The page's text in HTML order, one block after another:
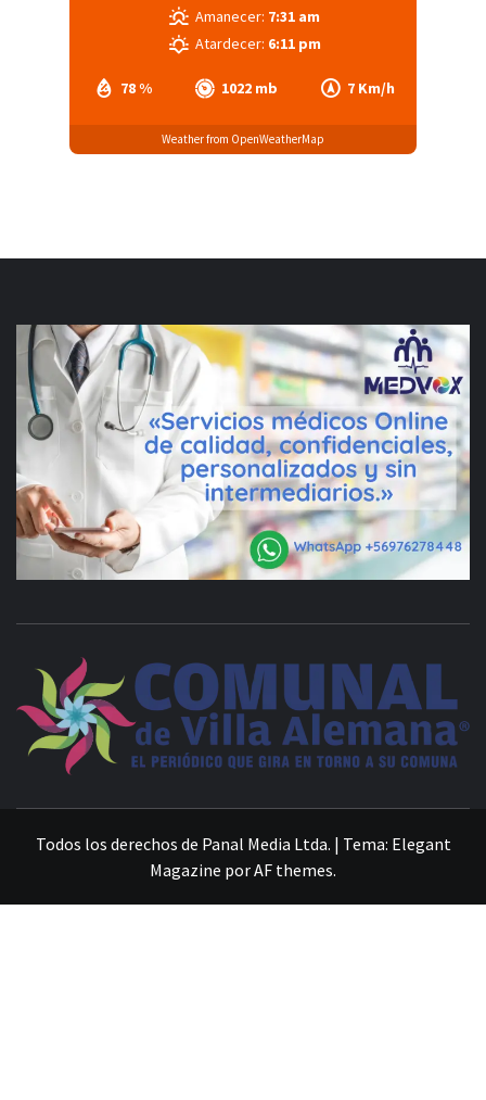
78 % 1022 mb 7 Km/h
Amanecer: 7:31 am
Atardecer: 6:11 pm
Weather from OpenWeatherMap
Todos los derechos de Panal Media Ltda. | Tema: Elegant
Magazine porAF themes.